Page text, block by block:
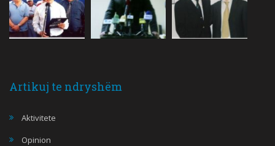
Artikuj te ndryshëm
Aktivitete
Opinion